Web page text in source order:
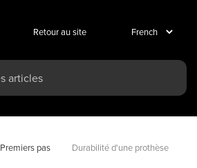
Retour au site
Premiers pas Durabilité d'une prothèse